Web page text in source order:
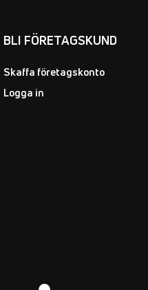
BLI FÖRETAGSKUND
Skaffa företagskonto
Logga in